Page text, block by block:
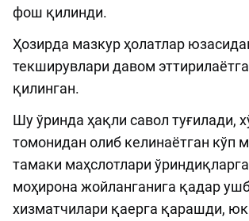
фош қилинди.
Ҳозирда мазкур ҳолатлар
текширувлари давом
қилинган.
Шу ўринда ҳақли савол туғилади,
томонидан олиб келинаётган кўп
тамаки маҳслотлари
моҳирона жойланганига қадар
хизматчилари қаерга қарашди,